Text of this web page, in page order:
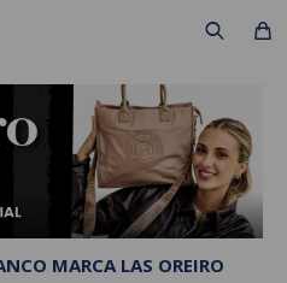
MARCA LAS OREIRO